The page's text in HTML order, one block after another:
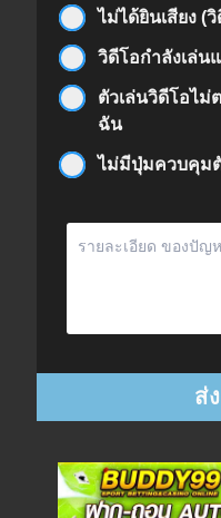
ไม่ได้ยินเสียง (
วิดีโอกำลังเล่
ตัวเล่นวิดีโอไม่
ฉัน
ไม่มีปุ่มควบคุม